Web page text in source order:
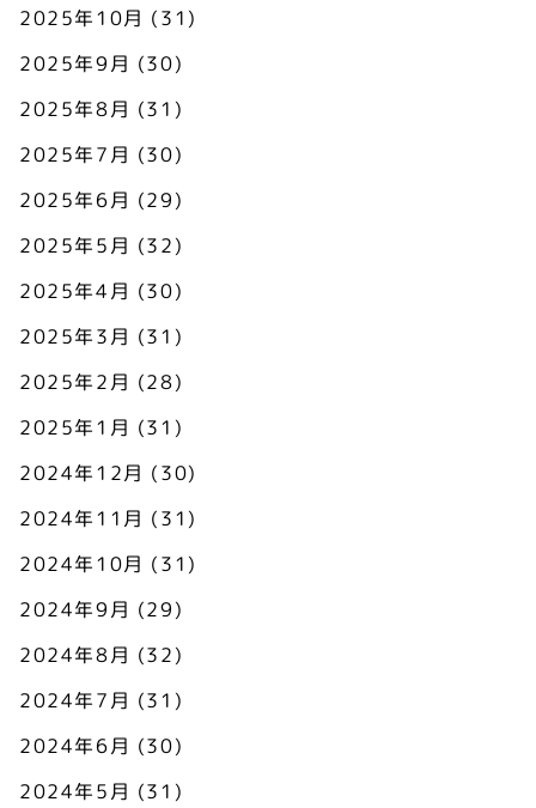
2025年10月 (31)
2025年9月 (30)
2025年8月 (31)
2025年7月 (30)
2025年6月 (29)
2025年5月 (32)
2025年4月 (30)
2025年3月 (31)
2025年2月 (28)
2025年1月 (31)
2024年12月 (30)
2024年11月 (31)
2024年10月 (31)
2024年9月 (29)
2024年8月 (32)
2024年7月 (31)
2024年6月 (30)
2024年5月 (31)